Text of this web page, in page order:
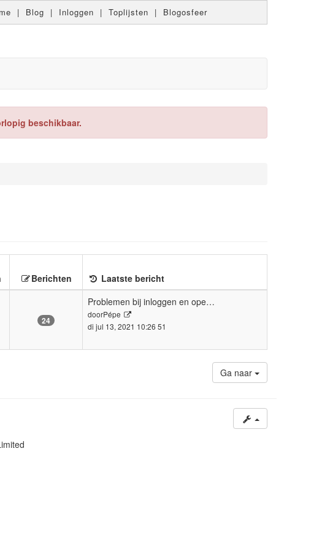
| Blog | Inloggen | Toplijsten | Blogosfeer
beschikbaar.
Berichten
Laatste bericht
24
Problemen bij inloggen en ope…
doorPépe
laatste
bericht
di jul 13, 2021 10:26 51
Ga naar